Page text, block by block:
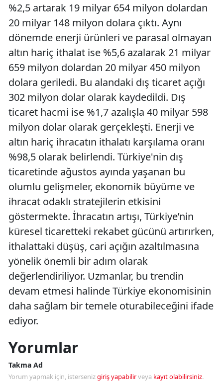
%2,5 artarak 19 milyar 654 milyon dolardan
20 milyar 148 milyon dolara çıktı. Aynı
dönemde enerji ürünleri ve parasal olmayan
altın hariç ithalat ise %5,6 azalarak 21 milyar
659 milyon dolardan 20 milyar 450 milyon
dolara geriledi. Bu alandaki dış ticaret açığı
302 milyon dolar olarak kaydedildi. Dış
ticaret hacmi ise %1,7 azalışla 40 milyar 598
milyon dolar olarak gerçekleşti. Enerji ve
altın hariç ihracatın ithalatı karşılama oranı
%98,5 olarak belirlendi. Türkiye'nin dış
ticaretinde ağustos ayında yaşanan bu
olumlu gelişmeler, ekonomik büyüme ve
ihracat odaklı stratejilerin etkisini
göstermekte. İhracatın artışı, Türkiye’nin
küresel ticaretteki rekabet gücünü artırırken,
ithalattaki düşüş, cari açığın azaltılmasına
yönelik önemli bir adım olarak
değerlendiriliyor. Uzmanlar, bu trendin
devam etmesi halinde Türkiye ekonomisinin
daha sağlam bir temele oturabileceğini ifade
ediyor.
Yorumlar
Takma Ad
Yorum yapmak için, istersenizgiriş yapabilirveya kayıt olabilirsiniz.